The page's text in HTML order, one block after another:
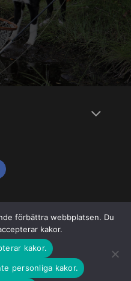
förbättra webbplatsen. Du
kakor.
kakor.
personliga kakor.